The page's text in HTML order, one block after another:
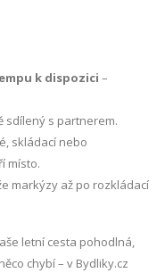
k dispozici –
sdílený s partnerem.
skládací nebo
místo.
markýzy až po rozkládací
letní cesta pohodlná,
chybí – v Bydliky.cz